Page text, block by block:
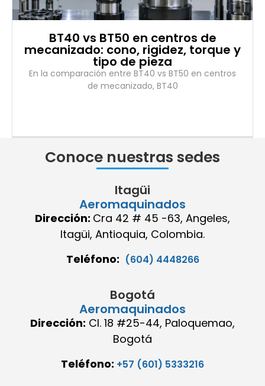
BT40 vs BT50 en centros de
mecanizado: cono, rigidez, torque y
tipo de pieza
En la comparación entre BT40 vs BT50 en centros
de mecanizado, BT40
Conoce nuestras sedes
Itagüi
Aeromaquinados
Dirección: Cra 42 # 45 -63, Angeles,
Itagüi, Antioquia, Colombia.
Teléfono: (604) 4448266
Bogotá
Aeromaquinados
Dirección: Cl. 18 #25-44, Paloquemao,
Bogotá
Teléfono: +57 (601) 5333216